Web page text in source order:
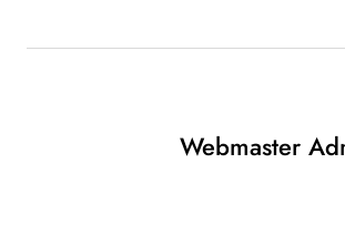
Webmaster